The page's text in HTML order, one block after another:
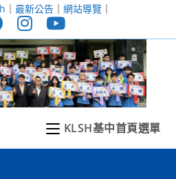
｜ 最新公告｜ 網站導覽｜
KLSH基中首頁選單